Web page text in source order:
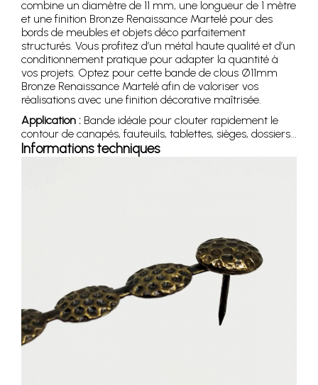
combine un diamètre de 11 mm, une longueur de 1 mètre
et une finition Bronze Renaissance Martelé pour des
bords de meubles et objets déco parfaitement
structurés. Vous profitez d’un métal haute qualité et d’un
conditionnement pratique pour adapter la quantité à
vos projets. Optez pour cette bande de clous Ø11mm
Bronze Renaissance Martelé afin de valoriser vos
réalisations avec une finition décorative maîtrisée.
Application : Bande idéale pour clouter rapidement le
contour de canapés, fauteuils, tablettes, sièges, dossiers...
Informations techniques